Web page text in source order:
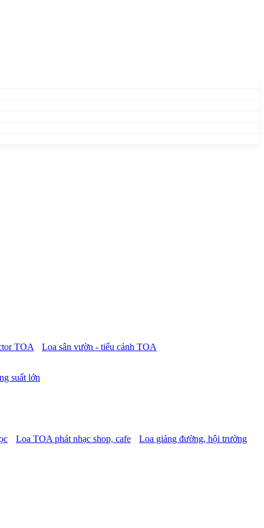
TOA
Loa sân vườn - tiểu cảnh TOA
suất lớn
Loa TOA phát nhạc shop, cafe
Loa giảng đường, hội trường